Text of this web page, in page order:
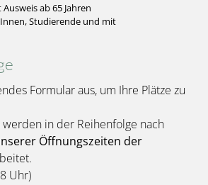
ab 65 Jahren
Studierende und mit
Formular aus, um Ihre Plätze zu
werden in der Reihenfolge nach
Öffnungszeiten der
Uhr)